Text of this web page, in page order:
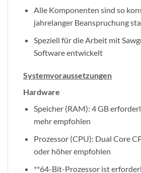
Alle Komponenten sind so
jahrelanger Beanspruchung
Speziell für die Arbeit mit
Software entwickelt
Systemvoraussetzungen
Hardware
Speicher (RAM): 4 GB
mehr empfohlen
Prozessor (CPU): Dual Core
oder höher empfohlen
**64-Bit-Prozessor ist